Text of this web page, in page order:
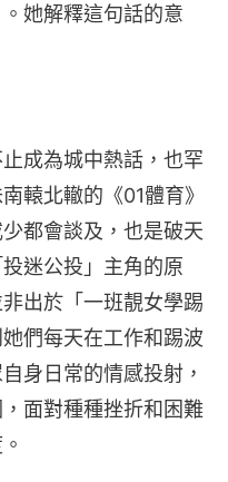
她解釋這句話的意
成為城中熱話，也罕
轅北轍的《01體育》
都會談及，也是破天
迷公投」主角的原
出於「一班靚女學踢
們每天在工作和踢波
身日常的情感投射，
面對種種挫折和困難